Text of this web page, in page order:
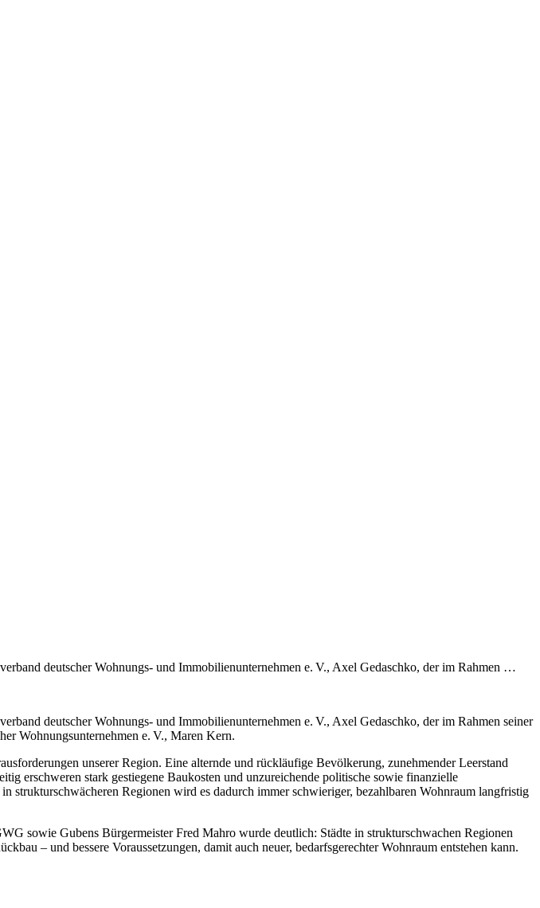
deutscher Wohnungs- und Immobilienunternehmen e. V., Axel Gedaschko, der im Rahmen …
deutscher Wohnungs- und Immobilienunternehmen e. V., Axel Gedaschko, der im Rahmen seiner
Wohnungsunternehmen e. V., Maren Kern.
unserer Region. Eine alternde und rückläufige Bevölkerung, zunehmender Leerstand
erschweren stark gestiegene Baukosten und unzureichende politische sowie finanzielle
Regionen wird es dadurch immer schwieriger, bezahlbaren Wohnraum langfristig
sowie Gubens Bürgermeister Fred Mahro wurde deutlich: Städte in strukturschwachen Regionen
– und bessere Voraussetzungen, damit auch neuer, bedarfsgerechter Wohnraum entstehen kann.